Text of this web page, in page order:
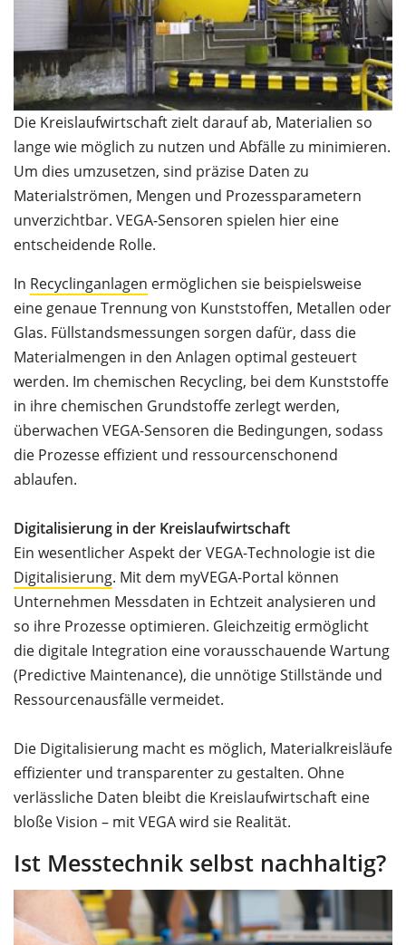
Die Kreislaufwirtschaft zielt darauf ab, Materialien so
lange wie möglich zu nutzen und Abfälle zu minimieren.
Um dies umzusetzen, sind präzise Daten zu
Materialströmen, Mengen und Prozessparametern
unverzichtbar. VEGA-Sensoren spielen hier eine
entscheidende Rolle.
In Recyclinganlagen ermöglichen sie beispielsweise
eine genaue Trennung von Kunststoffen, Metallen oder
Glas. Füllstandsmessungen sorgen dafür, dass die
Materialmengen in den Anlagen optimal gesteuert
werden. Im chemischen Recycling, bei dem Kunststoffe
in ihre chemischen Grundstoffe zerlegt werden,
überwachen VEGA-Sensoren die Bedingungen, sodass
die Prozesse effizient und ressourcenschonend
ablaufen.
Digitalisierung in der Kreislaufwirtschaft
Ein wesentlicher Aspekt der VEGA-Technologie ist die
Digitalisierung. Mit dem myVEGA-Portal können
Unternehmen Messdaten in Echtzeit analysieren und
so ihre Prozesse optimieren. Gleichzeitig ermöglicht
die digitale Integration eine vorausschauende Wartung
(Predictive Maintenance), die unnötige Stillstände und
Ressourcenausfälle vermeidet.
Die Digitalisierung macht es möglich, Materialkreisläufe
effizienter und transparenter zu gestalten. Ohne
verlässliche Daten bleibt die Kreislaufwirtschaft eine
bloße Vision – mit VEGA wird sie Realität.
Ist Messtechnik selbst nachhaltig?